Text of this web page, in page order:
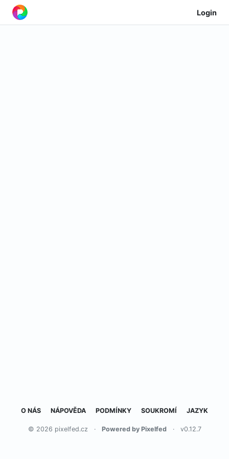
Login
O NÁS NÁPOVĚDA PODMÍNKY SOUKROMÍ JAZYK
© 2026 pixelfed.cz · Powered by Pixelfed · v0.12.7